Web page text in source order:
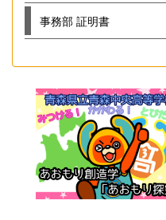
事務部 証明書